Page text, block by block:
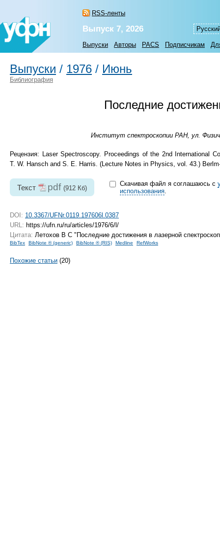
RSS-ленты
Выпуск 7, 2026
Выпуски Авторы PACS Подписчикам
Выпуски / 1976 / Июнь
Библиография
Последние
Институт спектроскопии РАН, ул.
Рецензия: Laser Spectroscopy. Proceedings of the 2nd International
T. W. Hansch and S. E. Harris. (Lecture Notes in Physics, vol. 43.)
Текст pdf (912 Кб)
Скачивая файл я соглашаюсь с
использования.
DOI: 10.3367/UFNr.0119.197606l.0387
URL: https://ufn.ru/ru/articles/1976/6/l/
Цитата: Летохов В С "Последние достижения в лазерной
BibTex BibNote ® (generic) BibNote ® (RIS) Medline RefWorks
Похожие статьи (20)